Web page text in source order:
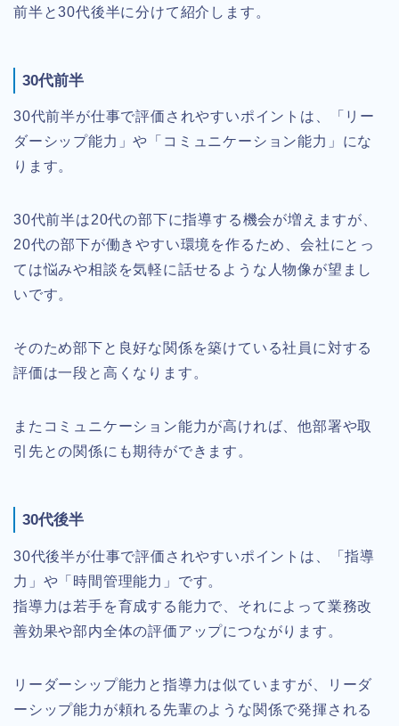
前半と30代後半に分けて紹介します。
30代前半
30代前半が仕事で評価されやすいポイントは、「リー
ダーシップ能力」や「コミュニケーション能力」にな
ります。
30代前半は20代の部下に指導する機会が増えますが、
20代の部下が働きやすい環境を作るため、会社にとっ
ては悩みや相談を気軽に話せるような人物像が望まし
いです。
そのため部下と良好な関係を築けている社員に対する
評価は一段と高くなります。
またコミュニケーション能力が高ければ、他部署や取
引先との関係にも期待ができます。
30代後半
30代後半が仕事で評価されやすいポイントは、「指導
力」や「時間管理能力」です。
指導力は若手を育成する能力で、それによって業務改
善効果や部内全体の評価アップにつながります。
リーダーシップ能力と指導力は似ていますが、リーダ
ーシップ能力が頼れる先輩のような関係で発揮される